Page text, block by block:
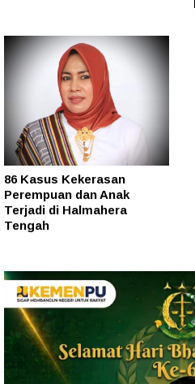
86 Kasus Kekerasan
Perempuan dan Anak
Terjadi di Halmahera
Tengah